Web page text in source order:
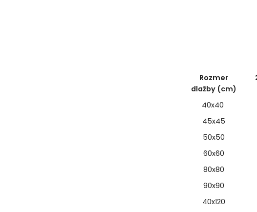
Rozmer
dlažby (cm)
40x40
45x45
50x50
60x60
80x80
90x90
40x120